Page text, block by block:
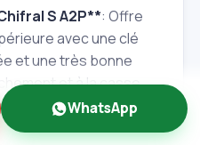
S A2P**: Offre
avec une clé
et une très bonne
et à la casse.
une sécurité accrue.
Z A2P***: Le nec
WhatsApp